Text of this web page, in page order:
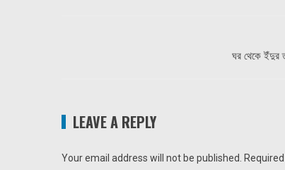
ঘর থেকে ইঁদুর
LEAVE A REPLY
Your email address will not be published.